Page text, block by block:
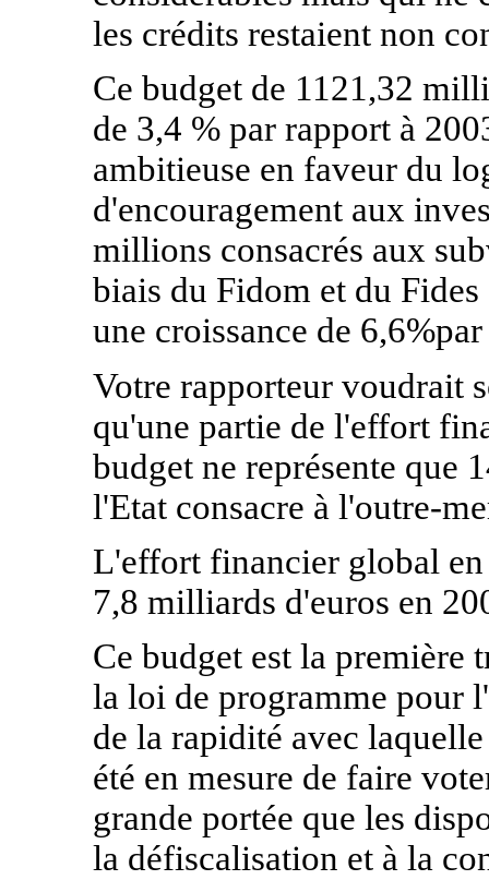
les crédits restaient non
Ce budget de 1121,32
de 3,4 % par rapport à
ambitieuse en faveur du
d'encouragement aux
millions consacrés aux
biais du Fidom et du
une croissance de
Votre rapporteur voudrait
qu'une partie de l'effort
budget ne représente que
l'Etat consacre à l'outre-
L'effort financier global
7,8 milliards d'euros en
Ce budget est la première
la loi de programme pour
de la rapidité avec
été en mesure de faire
grande portée que les
la défiscalisation et à la